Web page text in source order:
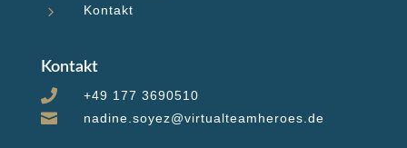
5 Kontakt
Kontakt

+49 177 3690510
 nadine.soyez@virtualteamheroes.de